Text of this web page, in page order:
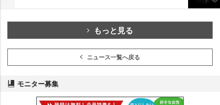
もっと見る
ニュース一覧へ戻る
モニター募集